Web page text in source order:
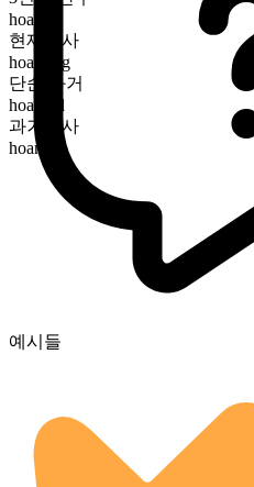
hoards
현재분사
hoarding
단순 과거
hoarded
과거분사
hoarded
예시들